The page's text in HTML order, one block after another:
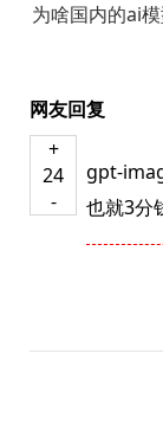
为啥国内的ai
网友回复
+
24
-
gpt-
也就3分